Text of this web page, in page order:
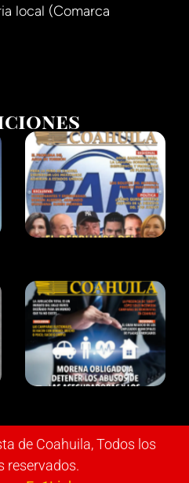
local (Comarca
de Coahuila, Todos los
reservados.